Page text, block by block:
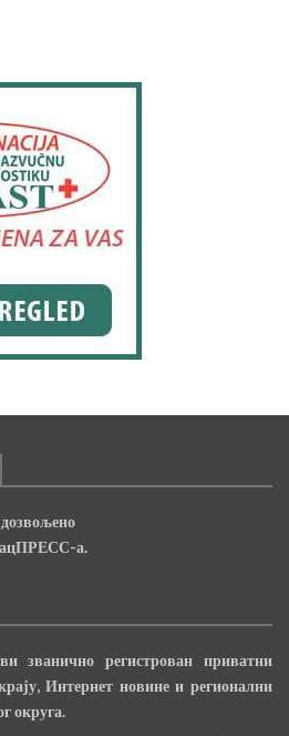
а.
званично регистрован приватни
Интернет новине и регионални
округа.